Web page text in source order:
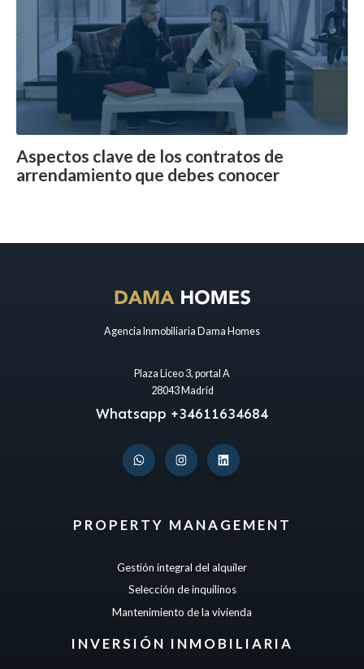
Aspectos clave de los contratos de
arrendamiento que debes conocer
Agencia Inmobiliaria Dama Homes
Plaza Liceo 3, portal A
28043 Madrid
Whatsapp +34611634684
PROPERTY MANAGEMENT
Gestión integral del alquiler
Selección de inquilinos
Mantenimiento de la vivienda
INVERSIÓN INMOBILIARIA